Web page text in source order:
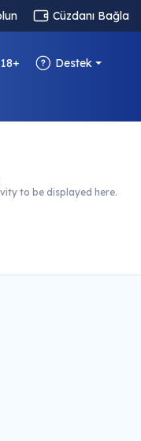
Cüzdanı Bağla
18+ Destek
to be displayed here.